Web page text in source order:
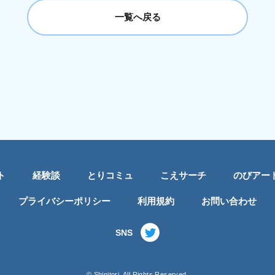
一覧へ戻る
経験談 とりコミュ こえサーチ のびアー
プライバシーポリシー 利用規約 お問い合わせ
SNS